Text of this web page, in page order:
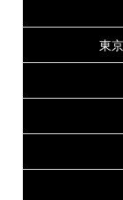
東